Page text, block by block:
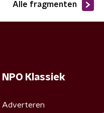
Alle fragmenten
NPO Klassiek
Adverteren